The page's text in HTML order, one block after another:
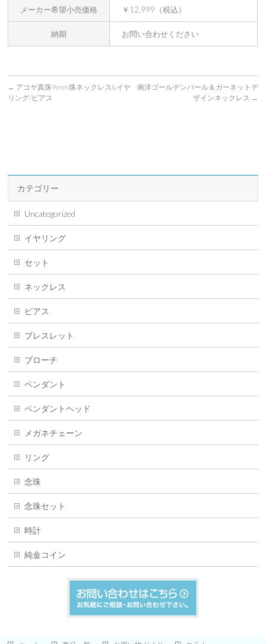
メーカー希望小売価格 ￥12,999（税込）
納期 お問い合わせください
← アコヤ真珠9mm珠ネックレス&イヤ
リング/ピアス
南洋ゴールデンパール＆ガーネットデ
ザインネックレス →
カテゴリー
Uncategorized
イヤリング
セット
ネックレス
ピアス
ブレスレット
ブローチ
ペンダント
ペンダントヘッド
メガネチェーン
リング
念珠
念珠セット
時計
純金コイン